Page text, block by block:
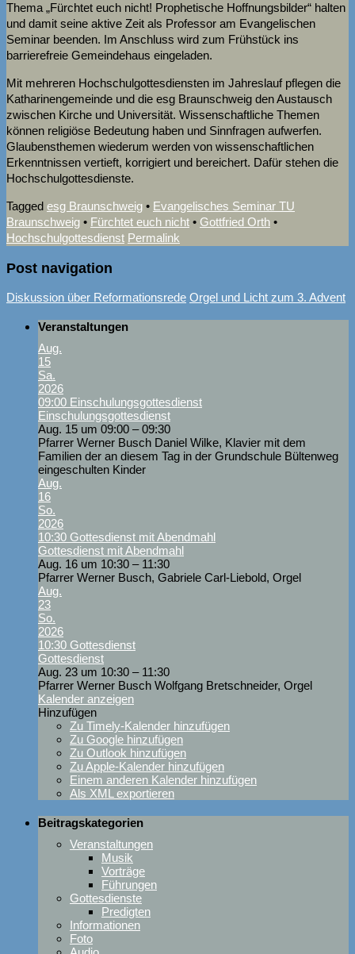
Thema „Fürchtet euch nicht! Prophetische Hoffnungsbilder“ halten
und damit seine aktive Zeit als Professor am Evangelischen
Seminar beenden. Im Anschluss wird zum Frühstück ins
barrierefreie Gemeindehaus eingeladen.
Mit mehreren Hochschulgottesdiensten im Jahreslauf pflegen die
Katharinengemeinde und die esg Braunschweig den Austausch
zwischen Kirche und Universität. Wissenschaftliche Themen
können religiöse Bedeutung haben und Sinnfragen aufwerfen.
Glaubensthemen wiederum werden von wissenschaftlichen
Erkenntnissen vertieft, korrigiert und bereichert. Dafür stehen die
Hochschulgottesdienste.
Tagged esg Braunschweig • Evangelisches Seminar TU
Braunschweig • Fürchtet euch nicht • Gottfried Orth •
Hochschulgottesdienst Permalink
Post navigation
Diskussion über Reformationsrede Orgel und Licht zum 3. Advent
Veranstaltungen
Aug.
15
Sa.
2026
09:00 Einschulungsgottesdienst
Einschulungsgottesdienst
Aug. 15 um 09:00 – 09:30
Pfarrer Werner Busch Daniel Wilke, Klavier mit dem
Familien der an diesem Tag in der Grundschule Bültenweg
eingeschulten Kinder
Aug.
16
So.
2026
10:30 Gottesdienst mit Abendmahl
Gottesdienst mit Abendmahl
Aug. 16 um 10:30 – 11:30
Pfarrer Werner Busch, Gabriele Carl-Liebold, Orgel
Aug.
23
So.
2026
10:30 Gottesdienst
Gottesdienst
Aug. 23 um 10:30 – 11:30
Pfarrer Werner Busch Wolfgang Bretschneider, Orgel
Kalender anzeigen
Hinzufügen
Zu Timely-Kalender hinzufügen
Zu Google hinzufügen
Zu Outlook hinzufügen
Zu Apple-Kalender hinzufügen
Einem anderen Kalender hinzufügen
Als XML exportieren
Beitragskategorien
Veranstaltungen
Musik
Vorträge
Führungen
Gottesdienste
Predigten
Informationen
Foto